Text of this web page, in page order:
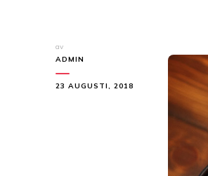
av
ADMIN
23 AUGUSTI, 2018